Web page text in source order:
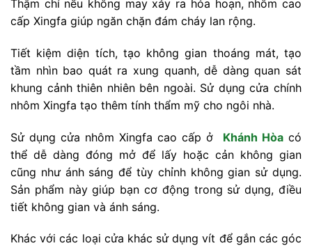
Thậm chí nếu không may xảy ra hỏa hoạn, nhôm cao
cấp Xingfa giúp ngăn chặn đám cháy lan rộng.
Tiết kiệm diện tích, tạo không gian thoáng mát, tạo
tầm nhìn bao quát ra xung quanh, dễ dàng quan sát
khung cảnh thiên nhiên bên ngoài. Sử dụng cửa chính
nhôm Xingfa tạo thêm tính thẩm mỹ cho ngôi nhà.
Sử dụng cửa nhôm Xingfa cao cấp ở Khánh Hòa có
thể dễ dàng đóng mở để lấy hoặc cản không gian
cũng như ánh sáng để tùy chỉnh không gian sử dụng.
Sản phẩm này giúp bạn cơ động trong sử dụng, điều
tiết không gian và ánh sáng.
Khác với các loại cửa khác sử dụng vít để gắn các góc